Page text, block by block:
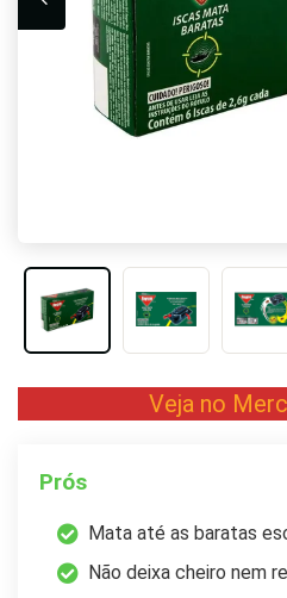
Veja no
Prós
Mata até as baratas
Não deixa cheiro nem